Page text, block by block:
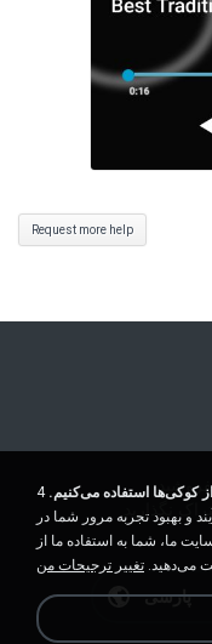
Request more help
نگذارید
پارسی
کوکی‌ها استفاده می‌کنیم. 4shared از کوکی‌ها و سایر فناوری‌های ردیابی
و بهبود تجربه مرور شما در
ما، شما به استفاده ما از
می‌دهید. تغییر ترجیحات من